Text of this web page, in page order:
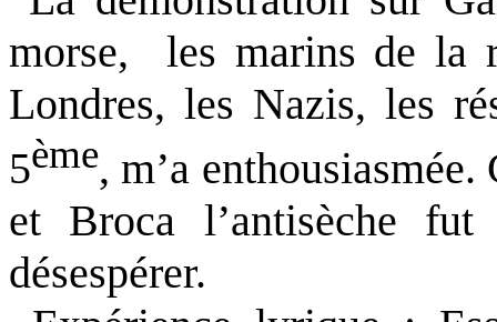
morse,
les marins de la
Londres, les Nazis, les
5ème, m’a
et Broca l’antisèche
désespérer.